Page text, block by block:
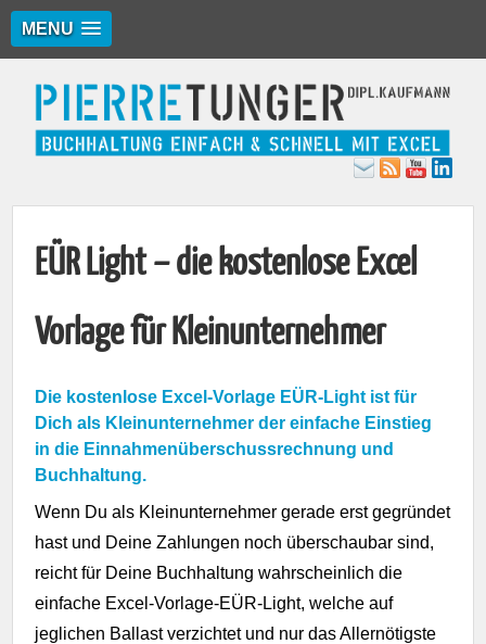
MENU
EÜR Light – die kostenlose Excel
Vorlage für Kleinunternehmer
Die kostenlose Excel-Vorlage EÜR-Light ist für
Dich als Kleinunternehmer der einfache Einstieg
in die Einnahmenüberschussrechnung und
Buchhaltung.
Wenn Du als Kleinunternehmer gerade erst gegründet
hast und Deine Zahlungen noch überschaubar sind,
reicht für Deine Buchhaltung wahrscheinlich die
einfache Excel-Vorlage-EÜR-Light, welche auf
jeglichen Ballast verzichtet und nur das Allernötigste